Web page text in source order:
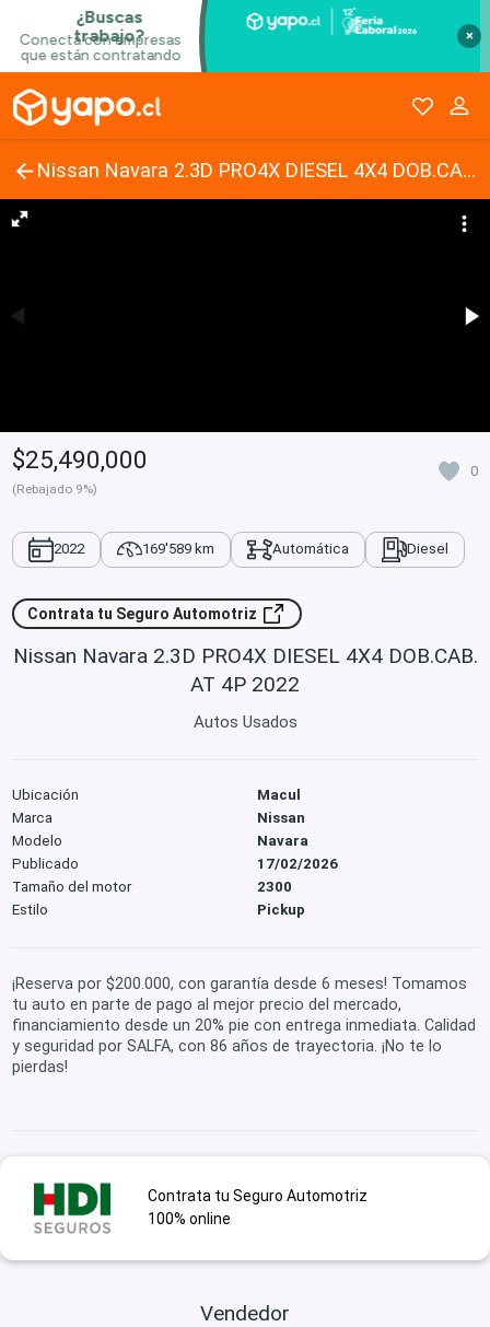
×
Nissan Navara 2.3D PRO4X DIESEL 4X4 DOB.CAB. AT 4P 2022
$25,490,000
(Rebajado 9%)
0
2022 169'589 km Automática Diesel
Contrata tu Seguro Automotriz
Nissan Navara 2.3D PRO4X DIESEL 4X4 DOB.CAB.
AT 4P 2022
Autos Usados
Ubicación
Macul
Marca
Nissan
Modelo
Navara
Publicado
17/02/2026
Tamaño del motor
2300
Estilo
Pickup
¡Reserva por $200.000, con garantía desde 6 meses! Tomamos
tu auto en parte de pago al mejor precio del mercado,
financiamiento desde un 20% pie con entrega inmediata. Calidad
y seguridad por SALFA, con 86 años de trayectoria. ¡No te lo
pierdas!
Contrata tu Seguro Automotriz
100% online
Vendedor